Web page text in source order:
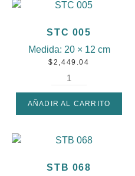
STC 005
Medida: 20 × 12 cm
$2,449.04
AÑADIR AL CARRITO
STB 068